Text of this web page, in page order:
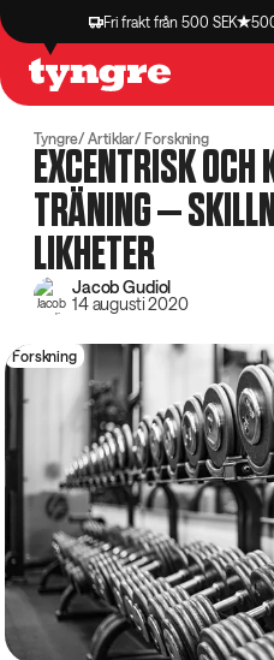
Fri frakt från 500 SEK
Butik Recept
Tyngre Artiklar Forskning
EXCENTRISK OCH
TRÄNING –
LIKHETER
Jacob Gudiol
14 augusti 2020
Forskning